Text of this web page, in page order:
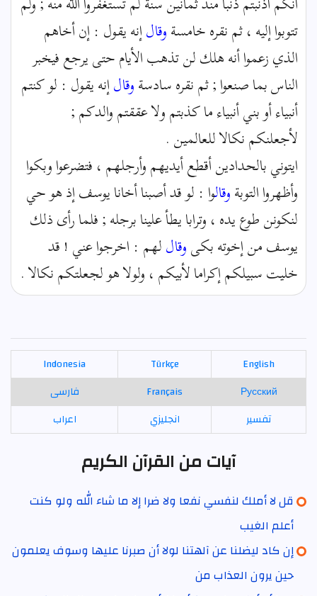
تتوبوا إليه ، ثم نقره خامسةوقالإنه يقول : إن أخاهم
الذي زعموا أنه هلك لن تذهب الأيام حتى يرجع فيخبر
الناس بما صنعوا ; ثم نقره سادسةوقالإنه يقول : لو كنتم
أنبياء أو بني أنبياء ما كذبتم ولا عققتم والدكم ;
لأجعلنكم نكالا للعالمين .
ايتوني بالحدادين أقطع أيديهم وأرجلهم ، فتضرعوا وبكوا
وأظهروا التوبةوقالوا : لو قد أصبنا أخانا يوسف إذ هو حي
لنكونن طوع يده ، وترابا يطأ علينا برجله ; فلما رأى ذلك
يوسف من إخوته بكىوقاللهم : اخرجوا عني ! قد
خليت سبيلكم إكراما لأبيكم ، ولولا هو لجعلتكم نكالا .
English
Türkçe
Indonesia
Русский
Français
فارسی
تفسير
انجليزي اعراب
آيات من القرآن الكريم
قل لا أملك لنفسي نفعا ولا ضرا إلا ما شاء الله ولو كنت
أعلم الغيب
إن كاد ليضلنا عن آلهتنا لولا أن صبرنا عليها وسوف يعلمون
حين يرون العذاب من